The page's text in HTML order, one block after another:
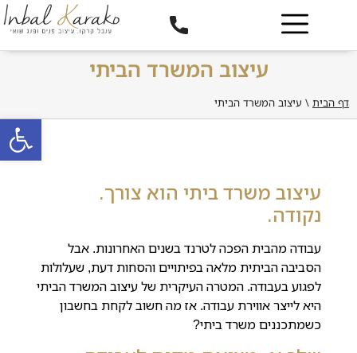
עיצוב המשרד הביתי
דף הבית \ עיצוב המשרד הביתי
עיצוב משרד ביתי הוא צורך.
נקודה.
עבודה מהבית הפכה לטרנד בשנים האחרונות. אבל
הסביבה הביתית מלאה בפיתויים והסחות דעת, שעלולות
לפגוע בעבודה. המטרה העיקרית של עיצוב המשרד הביתי
היא לייצר אווירת עבודה. אז מה חשוב לקחת בחשבון
כשמתכננים משרד ביתי?
פתח